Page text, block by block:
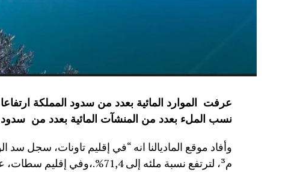
نسب الملء بعدد من المنشآت المائية بعدد من